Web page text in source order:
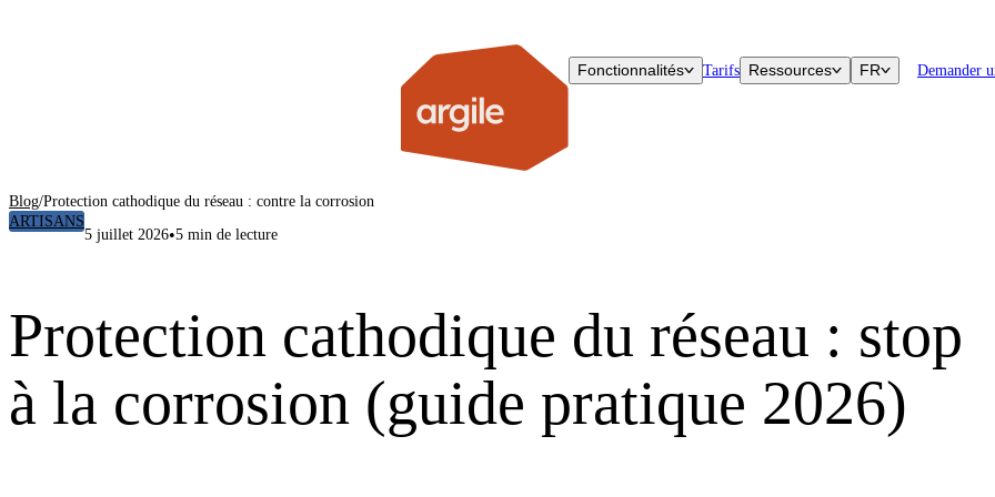
Fonctionnalités Tarifs Ressources FR Demander
Blog/Protection cathodique du réseau : contre la corrosion
ARTISANS
5 juillet 2026•5 min de lecture
Protection cathodique du réseau : stop
à la corrosion (guide pratique 2026)